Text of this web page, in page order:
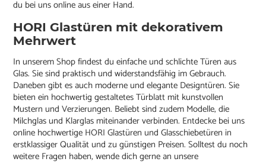
du bei uns online aus einer Hand.
HORI Glastüren mit dekorativem
Mehrwert
In unserem Shop findest du einfache und schlichte Türen aus
Glas. Sie sind praktisch und widerstandsfähig im Gebrauch.
Daneben gibt es auch moderne und elegante Designtüren. Sie
bieten ein hochwertig gestaltetes Türblatt mit kunstvollen
Mustern und Verzierungen. Beliebt sind zudem Modelle, die
Milchglas und Klarglas miteinander verbinden. Entdecke bei uns
online hochwertige HORI Glastüren und Glasschiebetüren in
erstklassiger Qualität und zu günstigen Preisen. Solltest du noch
weitere Fragen haben, wende dich gerne an unsere